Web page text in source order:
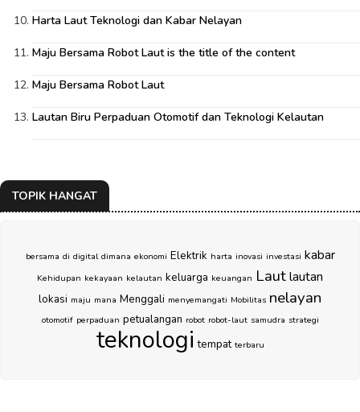
Harta Laut Teknologi dan Kabar Nelayan
Maju Bersama Robot Laut is the title of the content
Maju Bersama Robot Laut
Lautan Biru Perpaduan Otomotif dan Teknologi Kelautan
TOPIK HANGAT
bersama di digital dimana ekonomi Elektrik harta inovasi investasi kabar
Kehidupan kekayaan kelautan keluarga keuangan Lautlautan
lokasi maju mana Menggali menyemangati Mobilitas nelayan
otomotif perpaduan petualangan robot robot-laut samudra strategi
teknologi tempat terbaru